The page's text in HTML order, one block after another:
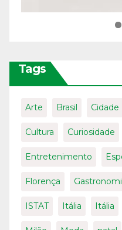
Tags
Arte Brasil Cidade
Cultura Curiosidade
Entretenimento
Florença
ISTAT Itália Itália